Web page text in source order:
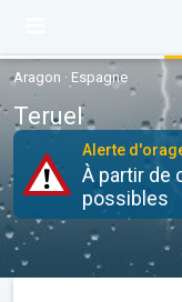
Aragon · Espagne
Teruel
Alerte
À partir de
possibles